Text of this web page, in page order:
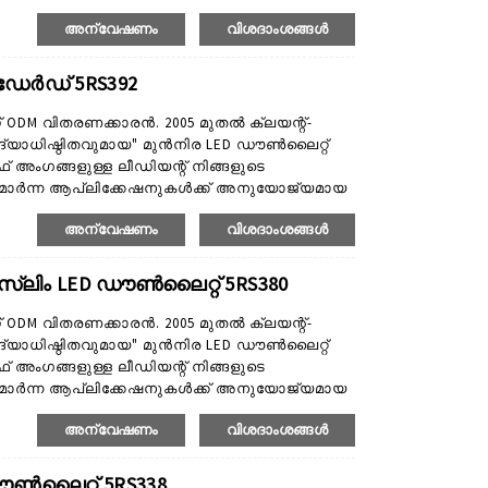
നിർമ്മിക്കുകയും ചെയ്യുന്നു. ഉൽപ്പന്ന
ഡൗൺലൈറ്റുകൾ, സ്മാർട്ട് ഡൗൺലൈറ്റുകൾ
അന്വേഷണം വിശദാംശങ്ങൾ
5RS392
വിതരണക്കാരൻ. 2005 മുതൽ ക്ലയന്റ്-
മുൻനിര LED ഡൗൺലൈറ്റ്
അംഗങ്ങളുള്ള ലീഡിയന്റ് നിങ്ങളുടെ
ആപ്ലിക്കേഷനുകൾക്ക് അനുയോജ്യമായ
നിർമ്മിക്കുകയും ചെയ്യുന്നു. ഉൽപ്പന്ന
ഡൗൺലൈറ്റുകൾ, സ്മാർട്ട് ഡൗൺലൈറ്റുകൾ
അന്വേഷണം വിശദാംശങ്ങൾ
LED ഡൗൺലൈറ്റ് 5RS380
വിതരണക്കാരൻ. 2005 മുതൽ ക്ലയന്റ്-
മുൻനിര LED ഡൗൺലൈറ്റ്
അംഗങ്ങളുള്ള ലീഡിയന്റ് നിങ്ങളുടെ
ആപ്ലിക്കേഷനുകൾക്ക് അനുയോജ്യമായ
നിർമ്മിക്കുകയും ചെയ്യുന്നു. ഉൽപ്പന്ന
ഡൗൺലൈറ്റുകൾ, സ്മാർട്ട് ഡൗൺലൈറ്റുകൾ
അന്വേഷണം വിശദാംശങ്ങൾ